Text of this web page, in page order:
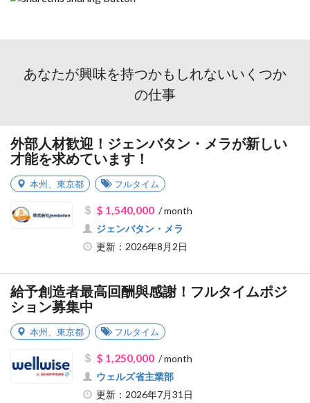
あなたが興味を持つかもしれないいくつか
の仕事
外部人材歓迎！ジェンバタン・メラが新しい
才能を求めています！
本州 東京都 フルタイム
$ 1,540,000/ month
ジェンバタン・メラ
更新：2026年8月2日
給予創造者最高回酬與感謝！フルタイムポジ
ション募集中
本州 東京都 フルタイム
$ 1,250,000/ month
ウェルズ省主業部
更新：2026年7月31日